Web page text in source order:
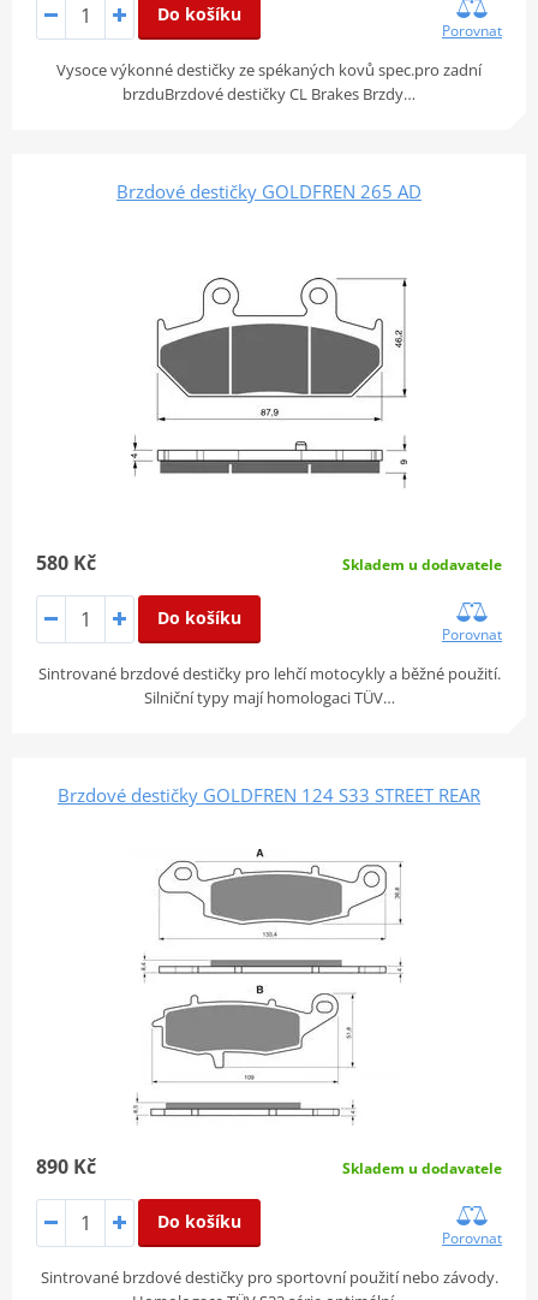
Do košíku
Porovnat
Vysoce výkonné destičky ze spékaných kovů spec.pro zadní
brzduBrzdové destičky CL Brakes Brzdy…
Brzdové destičky GOLDFREN 265 AD
580 Kč Skladem u dodavatele
Do košíku
Porovnat
Sintrované brzdové destičky pro lehčí motocykly a běžné použití.
Silniční typy mají homologaci TÜV…
Brzdové destičky GOLDFREN 124 S33 STREET REAR
890 Kč Skladem u dodavatele
Do košíku
Porovnat
Sintrované brzdové destičky pro sportovní použití nebo závody.